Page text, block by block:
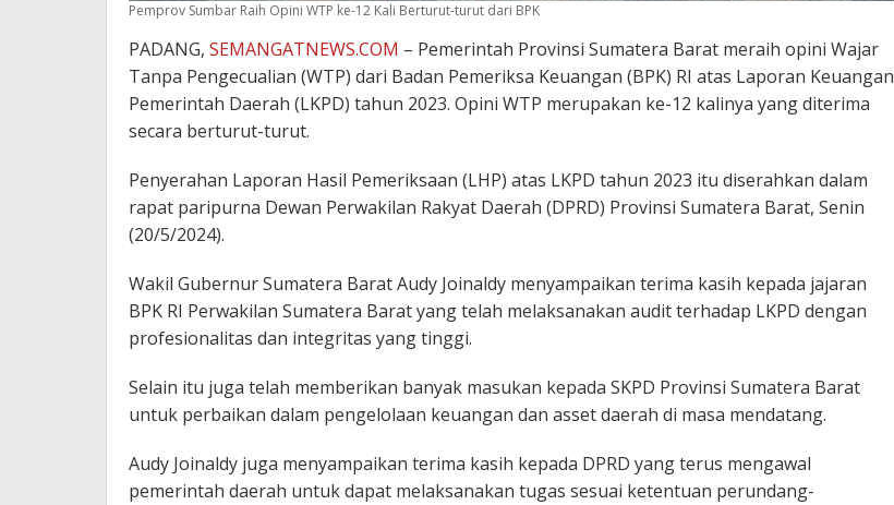
Pemprov Sumbar Raih Opini WTP ke-12 Kali Berturut-turut dari BPK
PADANG, SEMANGATNEWS.COM – Pemerintah Provinsi Sumatera Barat meraih opini Wajar
Tanpa Pengecualian (WTP) dari Badan Pemeriksa Keuangan (BPK) RI atas Laporan Keuangan
Pemerintah Daerah (LKPD) tahun 2023. Opini WTP merupakan ke-12 kalinya yang diterima
secara berturut-turut.
Penyerahan Laporan Hasil Pemeriksaan (LHP) atas LKPD tahun 2023 itu diserahkan dalam
rapat paripurna Dewan Perwakilan Rakyat Daerah (DPRD) Provinsi Sumatera Barat, Senin
(20/5/2024).
Wakil Gubernur Sumatera Barat Audy Joinaldy menyampaikan terima kasih kepada jajaran
BPK RI Perwakilan Sumatera Barat yang telah melaksanakan audit terhadap LKPD dengan
profesionalitas dan integritas yang tinggi.
Selain itu juga telah memberikan banyak masukan kepada SKPD Provinsi Sumatera Barat
untuk perbaikan dalam pengelolaan keuangan dan asset daerah di masa mendatang.
Audy Joinaldy juga menyampaikan terima kasih kepada DPRD yang terus mengawal
pemerintah daerah untuk dapat melaksanakan tugas sesuai ketentuan perundang-